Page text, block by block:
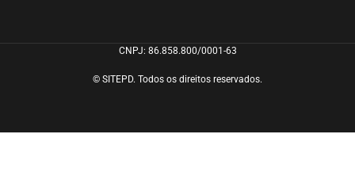
CNPJ: 86.858.800/0001-63
© SITEPD. Todos os direitos reservados.